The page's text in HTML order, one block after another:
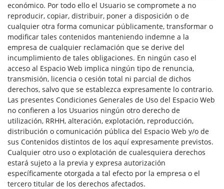
económico. Por todo ello el Usuario se compromete a no
reproducir, copiar, distribuir, poner a disposición o de
cualquier otra forma comunicar públicamente, transformar o
modificar tales contenidos manteniendo indemne a la
empresa de cualquier reclamación que se derive del
incumplimiento de tales obligaciones. En ningún caso el
acceso al Espacio Web implica ningún tipo de renuncia,
transmisión, licencia o cesión total ni parcial de dichos
derechos, salvo que se establezca expresamente lo contrario.
Las presentes Condiciones Generales de Uso del Espacio Web
no confieren a los Usuarios ningún otro derecho de
utilización, RRHH, alteración, explotación, reproducción,
distribución o comunicación pública del Espacio Web y/o de
sus Contenidos distintos de los aquí expresamente previstos.
Cualquier otro uso o explotación de cualesquiera derechos
estará sujeto a la previa y expresa autorización
específicamente otorgada a tal efecto por la empresa o el
tercero titular de los derechos afectados.